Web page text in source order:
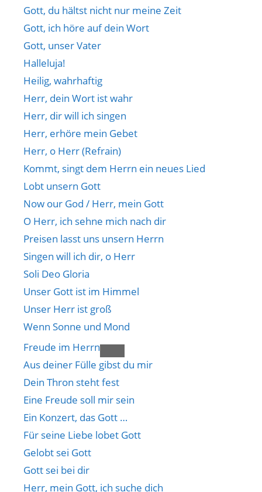
Gott, du hältst nicht nur meine Zeit
Gott, ich höre auf dein Wort
Gott, unser Vater
Halleluja!
Heilig, wahrhaftig
Herr, dein Wort ist wahr
Herr, dir will ich singen
Herr, erhöre mein Gebet
Herr, o Herr (Refrain)
Kommt, singt dem Herrn ein neues Lied
Lobt unsern Gott
Now our God / Herr, mein Gott
O Herr, ich sehne mich nach dir
Preisen lasst uns unsern Herrn
Singen will ich dir, o Herr
Soli Deo Gloria
Unser Gott ist im Himmel
Unser Herr ist groß
Wenn Sonne und Mond
Freude im Herrn
Aus deiner Fülle gibst du mir
Dein Thron steht fest
Eine Freude soll mir sein
Ein Konzert, das Gott …
Für seine Liebe lobet Gott
Gelobt sei Gott
Gott sei bei dir
Herr, mein Gott, ich suche dich